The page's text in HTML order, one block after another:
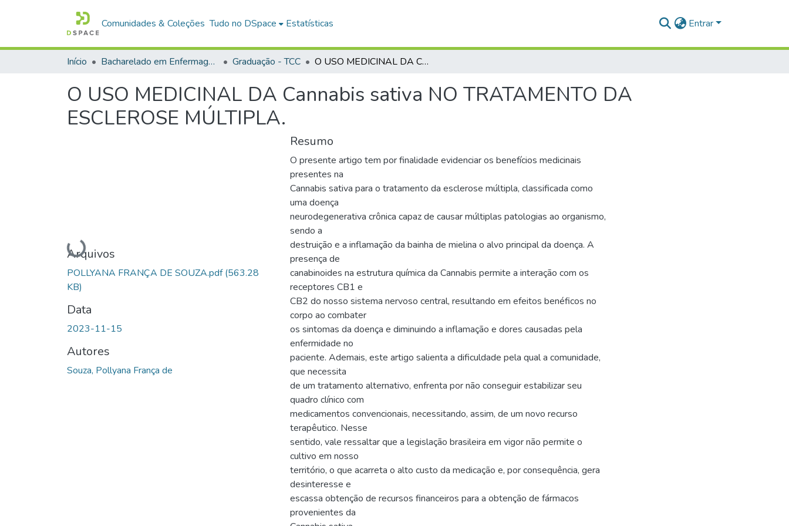
Comunidades & Coleções Tudo no DSpace Estatísticas Entrar
Início Bacharelado em Enfermagem Graduação - TCC O USO MEDICINAL DA Cannabis sativa NO TRATAMENTO DA ESCLEROSE MÚLTIPLA.
O USO MEDICINAL DA Cannabis sativa NO TRATAMENTO DA
ESCLEROSE MÚLTIPLA.
Carregando...
Arquivos
POLLYANA FRANÇA DE SOUZA.pdf(563.28
KB)
Data
2023-11-15
Autores
Souza, Pollyana França de
Resumo
O presente artigo tem por finalidade evidenciar os benefícios medicinais
presentes na
Cannabis sativa para o tratamento da esclerose múltipla, classificada como
uma doença
neurodegenerativa crônica capaz de causar múltiplas patologias ao organismo,
sendo a
destruição e a inflamação da bainha de mielina o alvo principal da doença. A
presença de
canabinoides na estrutura química da Cannabis permite a interação com os
receptores CB1 e
CB2 do nosso sistema nervoso central, resultando em efeitos benéficos no
corpo ao combater
os sintomas da doença e diminuindo a inflamação e dores causadas pela
enfermidade no
paciente. Ademais, este artigo salienta a dificuldade pela qual a comunidade,
que necessita
de um tratamento alternativo, enfrenta por não conseguir estabilizar seu
quadro clínico com
medicamentos convencionais, necessitando, assim, de um novo recurso
terapêutico. Nesse
sentido, vale ressaltar que a legislação brasileira em vigor não permite o
cultivo em nosso
território, o que acarreta o alto custo da medicação e, por consequência, gera
desinteresse e
escassa obtenção de recursos financeiros para a obtenção de fármacos
provenientes da